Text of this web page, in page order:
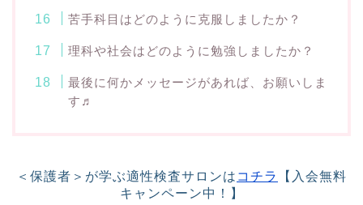
苦手科目はどのように克服しましたか？
理科や社会はどのように勉強しましたか？
最後に何かメッセージがあれば、お願いしま
す♬
＜保護者＞が学ぶ適性検査サロンは コチラ
【入会無料
キャンペーン中！】